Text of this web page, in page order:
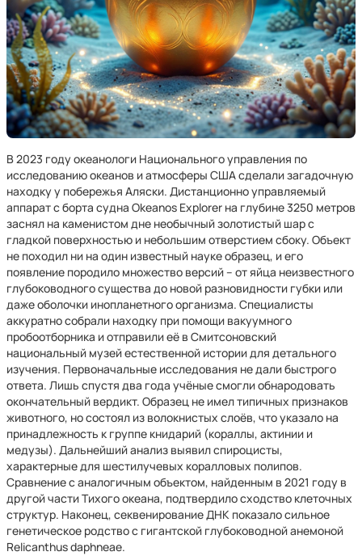
В 2023 году океанологи Национального управления по
исследованию океанов и атмосферы США сделали загадочную
находку у побережья Аляски. Дистанционно управляемый
аппарат с борта судна Okeanos Explorer на глубине 3250 метров
заснял на каменистом дне необычный золотистый шар с
гладкой поверхностью и небольшим отверстием сбоку. Объект
не походил ни на один известный науке образец, и его
появление породило множество версий – от яйца неизвестного
глубоководного существа до новой разновидности губки или
даже оболочки инопланетного организма. Специалисты
аккуратно собрали находку при помощи вакуумного
пробоотборника и отправили её в Смитсоновский
национальный музей естественной истории для детального
изучения. Первоначальные исследования не дали быстрого
ответа. Лишь спустя два года учёные смогли обнародовать
окончательный вердикт. Образец не имел типичных признаков
животного, но состоял из волокнистых слоёв, что указало на
принадлежность к группе книдарий (кораллы, актинии и
медузы). Дальнейший анализ выявил спироцисты,
характерные для шестилучевых коралловых полипов.
Сравнение с аналогичным объектом, найденным в 2021 году в
другой части Тихого океана, подтвердило сходство клеточных
структур. Наконец, секвенирование ДНК показало сильное
генетическое родство с гигантской глубоководной анемоной
Relicanthus daphneae.